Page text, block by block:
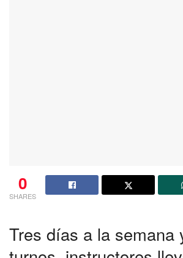
0
SHARES
Tres días a la semana